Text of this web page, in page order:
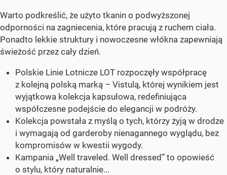
Warto podkreślić, że użyto tkanin o podwyższonej
odporności na zagniecenia, które pracują z ruchem ciała.
Ponadto lekkie struktury i nowoczesne włókna zapewniają
świeżość przez cały dzień.
Polskie Linie Lotnicze LOT rozpoczęły współpracę
z kolejną polską marką – Vistulą, której wynikiem jest
wyjątkowa kolekcja kapsułowa, redefiniująca
współczesne podejście do elegancji w podróży.
Kolekcja powstała z myślą o tych, którzy żyją w drodze
i wymagają od garderoby nienagannego wyglądu, bez
kompromisów w kwestii wygody.
Kampania „Well traveled. Well dressed” to opowieść
o stylu, który naturalnie...